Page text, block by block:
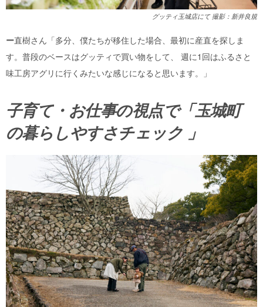
グッティ玉城店にて 撮影：新井良規
ー直樹さん「多分、僕たちが移住した場合、最初に産直を探しま
す。普段のベースはグッティで買い物をして、 週に1回はふるさと
味工房アグリに行くみたいな感じになると思います。」
子育て・お仕事の視点で「玉城町
の暮らしやすさチェック 」